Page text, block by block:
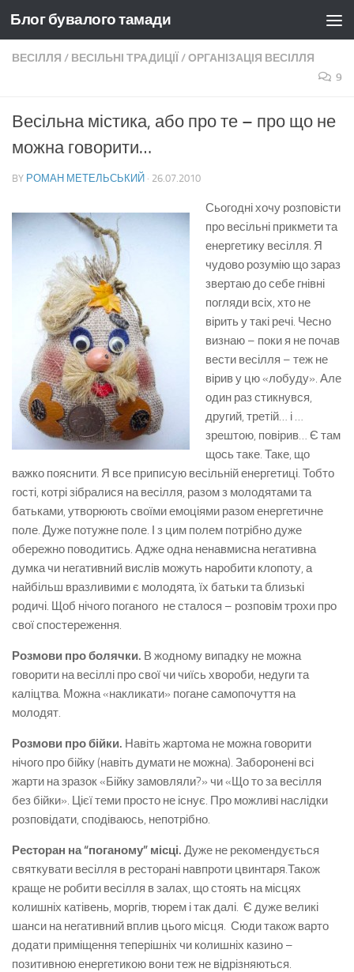
Skip to content
Блог бувалого тамади
ВЕСІЛЛЯ / ВЕСІЛЬНІ ТРАДИЦІЇ /ОРГАНІЗАЦІЯ ВЕСІЛЛЯ
9
Весільна містика, або про те – про що не
можна говорити…
BY РОМАН МЕТЕЛЬСЬКИЙ · 26.07.2010
Сьогодні хочу розповісти
про весільні прикмети та
енергетику весілля. Я
чудово розумію що зараз
звертаю до себе гнівні
погляди всіх, хто не
вірить у такі речі. Чесно
визнаю – поки я не почав
вести весілля – теж не
вірив у цю «лобуду». Але
один раз стикнувся,
другий, третій… і …
зрештою, повірив… Є там
щось таке. Таке, що
важко пояснити. Я все приписую весільній енергетиці. Тобто
гості, котрі зібралися на весілля, разом з молодятами та
батьками, утворюють своїми емоціями разом енергетичне
поле. Дуже потужне поле. І з цим полем потрібно дуже
обережно поводитись. Адже одна ненавмисна негативна
думка чи негативний вислів можуть наробити клопоту, а
найбільш вразливими є молодята, їх батьки та близькі
родичі. Щоб нічого поганого не сталося – розповім трохи про
свої спостереження.
Розмови про болячки. В жодному випадку не можна
говорити на весіллі про свої чи чиїсь хвороби, недуги та
каліцтва. Можна «накликати» погане самопочуття на
молодят.
Розмови про бійки. Навіть жартома не можна говорити
нічого про бійку (навіть думати не можна). Заборонені всі
жарти на зразок «Бійку замовляли?» чи «Що то за весілля
без бійки». Цієї теми просто не існує. Про можливі наслідки
розповідати, сподіваюсь, непотрібно.
Ресторан на “поганому” місці. Дуже не рекомендується
святкувати весілля в ресторані навпроти цвинтаря.Також
краще не робити весілля в залах, що стоять на місцях
колишніх катівень, моргів, тюрем і так далі. Є дуже великі
шанси на негативний вплив цього місця. Сюди також варто
додати приміщення теперішніх чи колишніх казино –
позитивною енергетикою вони теж не відрізняються.